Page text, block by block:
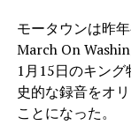
モータウンは昨
March On
1月15日のキン
史的な録音をオ
ことになった。